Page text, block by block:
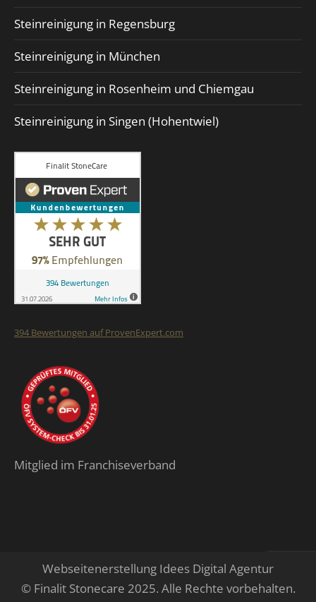
Steinreinigung in Regensburg
Steinreinigung in München
Steinreinigung in Rosenheim und Chiemgau
Steinreinigung in Singen (Hohentwiel)
394 Bewertungen auf ProvenExpert.com
Mitglied im Franchiseverband
Webseitenerstellung Idees Digital Agentur
© Finalit Stonecare 2025. Alle Rechte vorbehalten.